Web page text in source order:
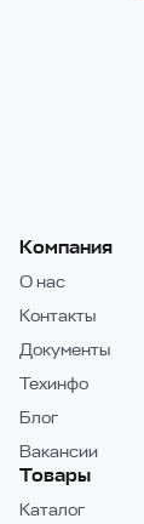
Компания
О нас
Контакты
Документы
Техинфо
Блог
Вакансии
Товары
Каталог